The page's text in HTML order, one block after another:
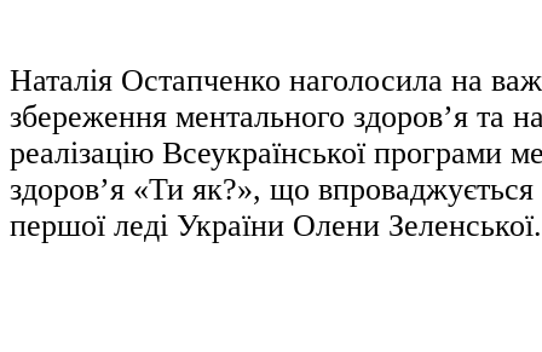
Наталія Остапченко наголосила на
збереження ментального здоров’я та
реалізацію Всеукраїнської програми
здоров’я «Ти як?», що впроваджується
першої леді України Олени Зеленської.